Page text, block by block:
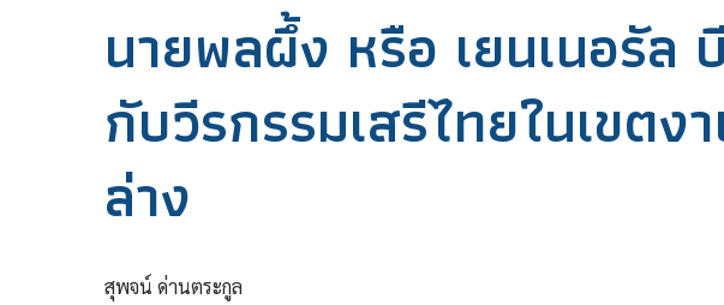
นายพลผึ้ง หรือ เยนเนอรัล
กับวีรกรรมเสรีไทยในเขตง
ล่าง
สุพจน์ ด่านตระกูล